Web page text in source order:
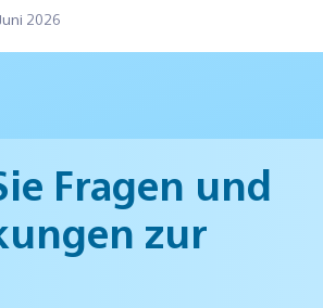
2026
Fragen und
zur